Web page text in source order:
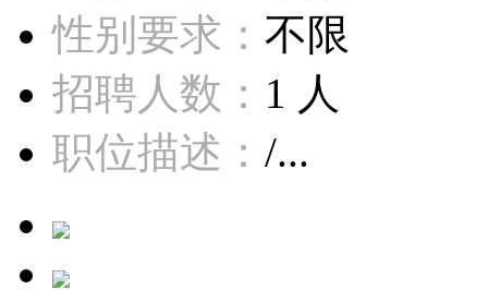
性别要求： 不限
招聘人数： 1 人
职位描述： /...